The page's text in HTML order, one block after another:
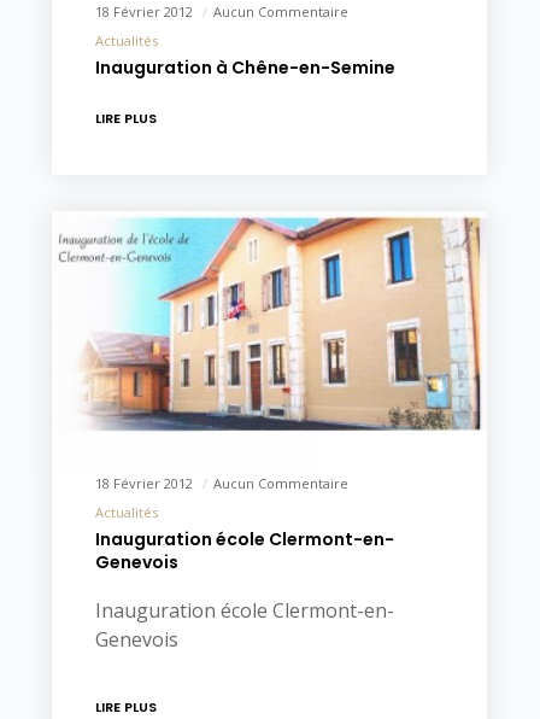
18 Février 2012
Aucun Commentaire
Actualités
Inauguration à Chêne-en-Semine
LIRE PLUS
18 Février 2012
Aucun Commentaire
Actualités
Inauguration école Clermont-en-
Genevois
Inauguration école Clermont-en-
Genevois
LIRE PLUS